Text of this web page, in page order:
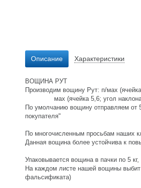
Описание Характеристики
ВОЩИНА РУТ
Производим вощину Рут: п/мах
мах (ячейка 5,6; угол наклона
По умолчанию вощину отправляем от
покупателя"
По многочисленным просьбам наших
Данная вощина более устойчива к
Упаковывается вощина в пачки по 5
На каждом листе нашей вощины
фальсификата)